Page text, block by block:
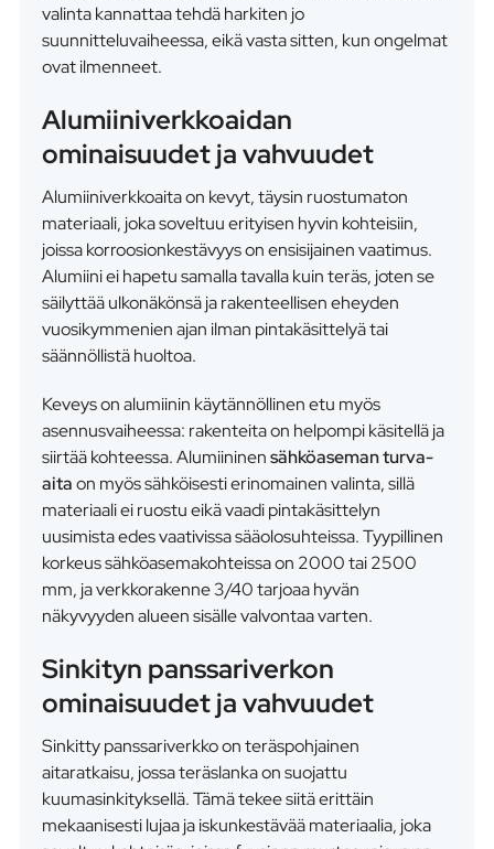
valinta kannattaa tehdä harkiten jo
suunnitteluvaiheessa, eikä vasta sitten, kun ongelmat
ovat ilmenneet.
Alumiiniverkkoaidan
ominaisuudet ja vahvuudet
Alumiiniverkkoaita on kevyt, täysin ruostumaton
materiaali, joka soveltuu erityisen hyvin kohteisiin,
joissa korroosionkestävyys on ensisijainen vaatimus.
Alumiini ei hapetu samalla tavalla kuin teräs, joten se
säilyttää ulkonäkönsä ja rakenteellisen eheyden
vuosikymmenien ajan ilman pintakäsittelyä tai
säännöllistä huoltoa.
Keveys on alumiinin käytännöllinen etu myös
asennusvaiheessa: rakenteita on helpompi käsitellä ja
siirtää kohteessa. Alumiininensähköaseman turva-
aitaon myös sähköisesti erinomainen valinta, sillä
materiaali ei ruostu eikä vaadi pintakäsittelyn
uusimista edes vaativissa sääolosuhteissa. Tyypillinen
korkeus sähköasemakohteissa on 2000 tai 2500
mm, ja verkkorakenne 3/40 tarjoaa hyvän
näkyvyyden alueen sisälle valvontaa varten.
Sinkityn panssariverkon
ominaisuudet ja vahvuudet
Sinkitty panssariverkko on teräspohjainen
aitaratkaisu, jossa teräslanka on suojattu
kuumasinkityksellä. Tämä tekee siitä erittäin
mekaanisesti lujaa ja iskunkestävää materiaalia, joka